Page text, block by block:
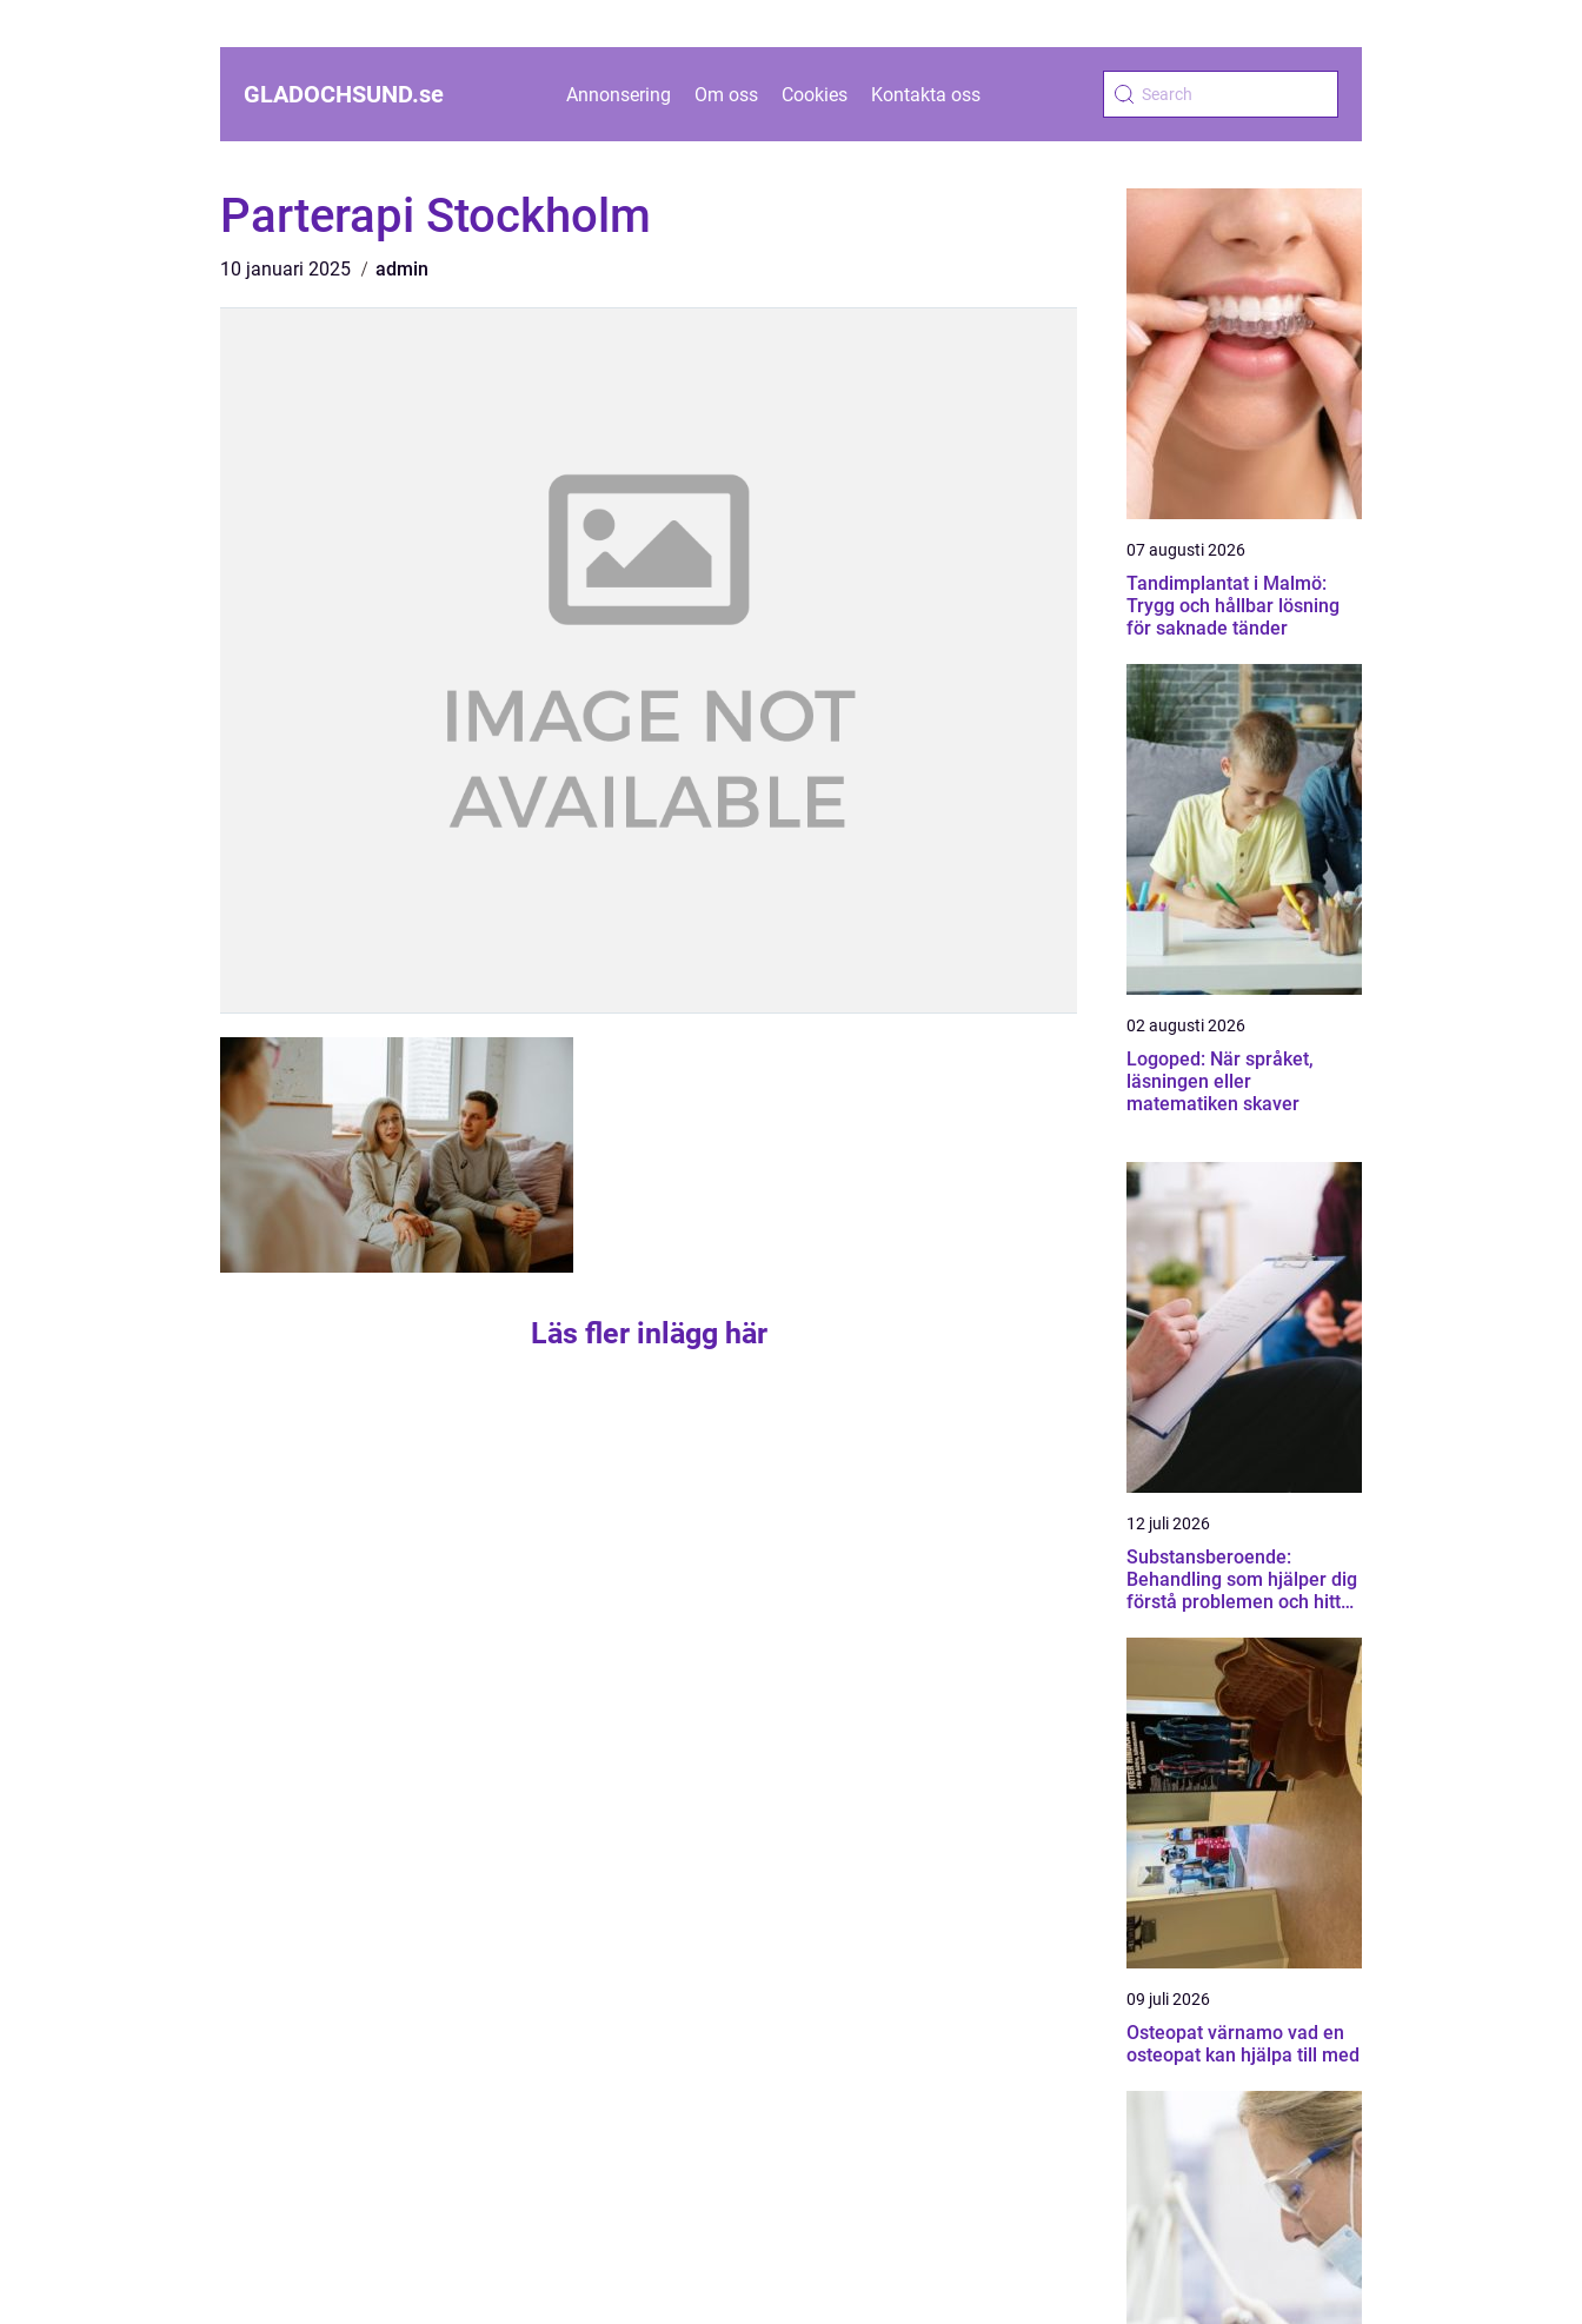
GLADOCHSUND.se Annonsering Om oss Cookies Kontakta oss
Parterapi Stockholm
10 januari 2025 admin
Läs fler inlägg här
07 augusti 2026
Tandimplantat i Malmö:
Trygg och hållbar lösning
för saknade tänder
02 augusti 2026
Logoped: När språket,
läsningen eller
matematiken skaver
12 juli 2026
Substansberoende:
Behandling som hjälper dig
förstå problemen och hitta
09 juli 2026
Osteopat värnamo vad en
osteopat kan hjälpa till med